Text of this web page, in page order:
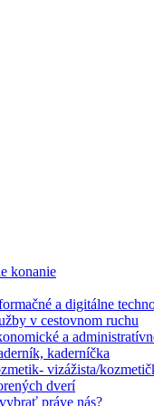
konanie
a digitálne
v cestovnom ruchu
a
kaderníčka
vizážista/
dverí
práve nás?